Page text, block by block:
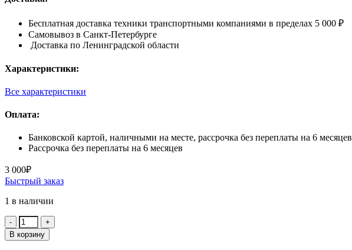
Бесплатная доставка техники транспортными компаниями в пределах 5 000 ₽
Самовывоз в Санкт-Петербурге
Доставка по Ленинградской области
Характеристики:
Все характеристики
Оплата:
Банковской картой, наличными на месте, рассрочка без переплаты на 6 месяцев
Рассрочка без переплаты на 6 месяцев
3 000₽
Быстрый заказ
1 в наличии
Количество:
В корзину